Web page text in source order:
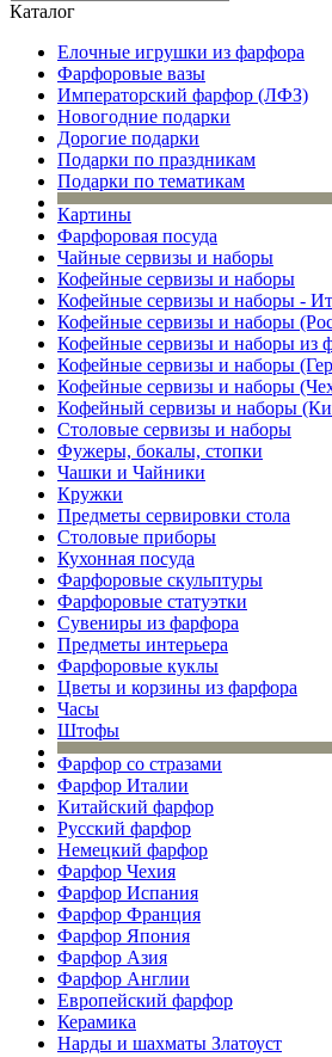
Каталог
Елочные игрушки из фарфора
Фарфоровые вазы
Императорский фарфор (ЛФЗ)
Новогодние подарки
Дорогие подарки
Подарки по праздникам
Подарки по тематикам
Картины
Фарфоровая посуда
Чайные сервизы и наборы
Кофейные сервизы и наборы
Кофейные сервизы и наборы -
Кофейные сервизы и наборы
Кофейные сервизы и наборы из
Кофейные сервизы и наборы
Кофейные сервизы и наборы
Кофейный сервизы и наборы
Столовые сервизы и наборы
Фужеры, бокалы, стопки
Чашки и Чайники
Кружки
Предметы сервировки стола
Столовые приборы
Кухонная посуда
Фарфоровые скульптуры
Фарфоровые статуэтки
Сувениры из фарфора
Предметы интерьера
Фарфоровые куклы
Цветы и корзины из фарфора
Часы
Штофы
Фарфор со стразами
Фарфор Италии
Китайский фарфор
Русский фарфор
Немецкий фарфор
Фарфор Чехия
Фарфор Испания
Фарфор Франция
Фарфор Япония
Фарфор Азия
Фарфор Англии
Европейский фарфор
Керамика
Нарды и шахматы Златоуст